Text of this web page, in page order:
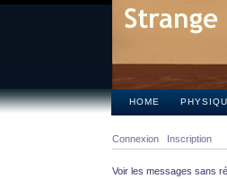
HOME
Connexion Inscription
Voir les messages sans